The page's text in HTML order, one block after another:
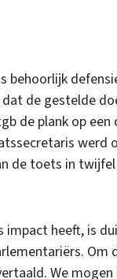
behoorlijk
de gestelde
de plank op
werd
de toets in
heeft, is
We